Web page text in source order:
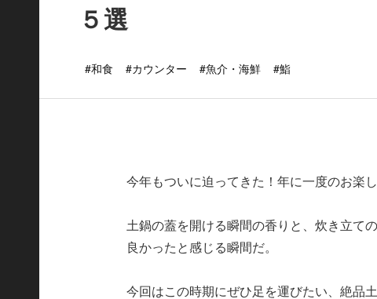
５選
#和食 #カウンター #魚介・海鮮 #鮨
今年もついに迫ってきた！年に一度のお楽
土鍋の蓋を開ける瞬間の香りと、炊き立て
良かったと感じる瞬間だ。
今回はこの時期にぜひ足を運びたい、絶品